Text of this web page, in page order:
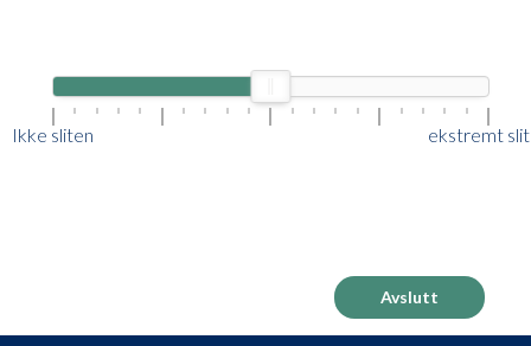
Ikke sliten ekstremt